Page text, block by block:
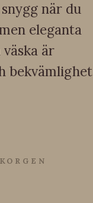
när du
eleganta
är
bekvämlighet